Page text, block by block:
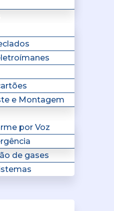
e Montagem
por Voz
de gases